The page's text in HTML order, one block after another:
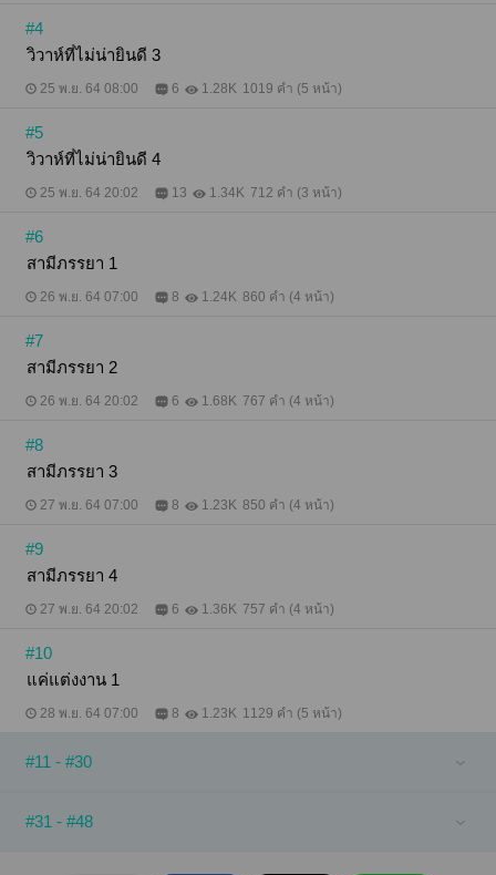
#4
วิวาห์ที่ไม่น่ายินดี 3
25 พ.ย. 64 08:00 6 1.28K 1019 คำ (5 หน้า)
#5
วิวาห์ที่ไม่น่ายินดี 4
25 พ.ย. 64 20:02 13 1.34K 712 คำ (3 หน้า)
#6
สามีภรรยา 1
26 พ.ย. 64 07:00 8 1.24K 860 คำ (4 หน้า)
#7
สามีภรรยา 2
26 พ.ย. 64 20:02 6 1.68K 767 คำ (4 หน้า)
#8
สามีภรรยา 3
27 พ.ย. 64 07:00 8 1.23K 850 คำ (4 หน้า)
#9
สามีภรรยา 4
27 พ.ย. 64 20:02 6 1.36K 757 คำ (4 หน้า)
#10
แค่แต่งงาน 1
28 พ.ย. 64 07:00 8 1.23K 1129 คำ (5 หน้า)
#11 - #30
#31 - #48